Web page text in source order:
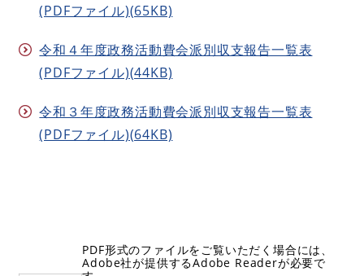
(PDFファイル)(65KB)
令和４年度政務活動費会派別収支報告一覧表
(PDFファイル)(44KB)
令和３年度政務活動費会派別収支報告一覧表
(PDFファイル)(64KB)
PDF形式のファイルをご覧いただく場合には、
Adobe社が提供するAdobe Readerが必要で